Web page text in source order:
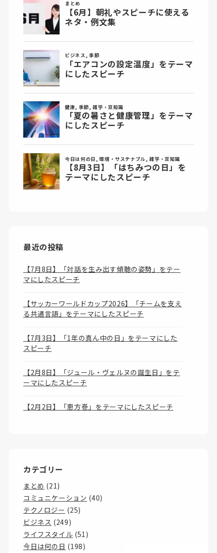
最近の投稿
【7月8日】「対話を生み出す傾聴の姿勢」をテー
マにしたスピーチ
【サッカーワールドカップ2026】「チームを支え
る共通言語」をテーマにしたスピーチ
【7月3日】「1年の真ん中の日」をテーマにした
スピーチ
【2月8日】「ジュール・ヴェルヌの誕生日」をテ
ーマにしたスピーチ
【2月2日】「恵方巻」をテーマにしたスピーチ
カテゴリー
まとめ (21)
コミュニケーション (40)
テクノロジー (25)
ビジネス (249)
ライフスタイル (51)
今日は何の日 (198)